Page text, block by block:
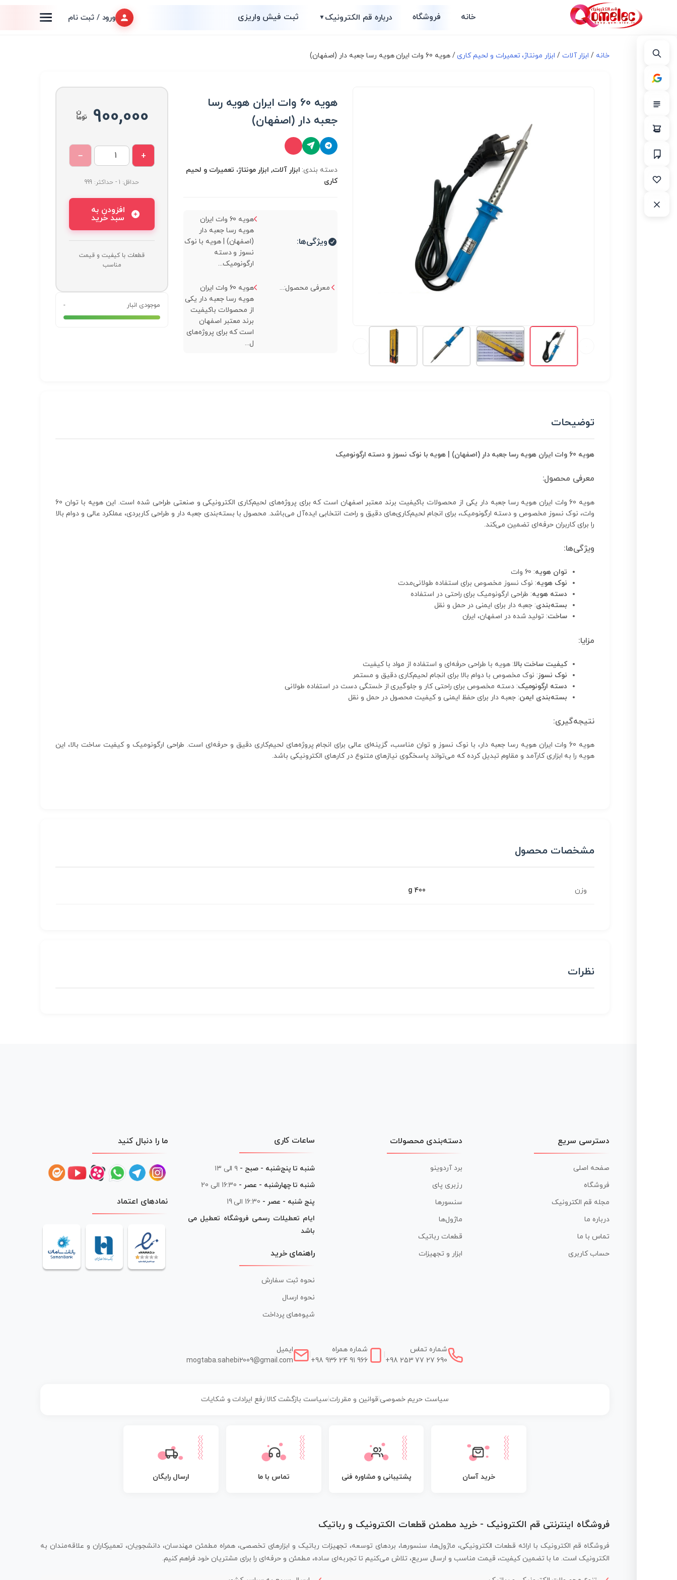
خانه فروشگاه درباره قم الکترونیک▼ ثبت فیش واریزی ورود / ثبت نام
خانه / ابزار آلات / ابزار مونتاژ، تعميرات و لحیم کاری/ هویه 60 وات ایران هویه رسا جعبه دار (اصفهان)
هویه 60 وات ایران هویه رسا
جعبه دار (اصفهان)
دسته بندی: ابزار آلات, ابزار مونتاژ، تعميرات و لحیم
کاری
ویژگی‌ها:
هویه 60 وات ایران
هویه رسا جعبه دار
(اصفهان) | هویه با نوک
نسوز و دسته
ارگونومیک...
معرفی محصول:...
هویه 60 وات ایران
هویه رسا جعبه دار یکی
از محصولات باکیفیت
برند معتبر اصفهان
است که برای پروژه‌های
ل...
900,000
+
−
حداقل: 1 - حداکثر: 999
افزودن به
سبد خرید
قطعات با کیفیت و قیمت
مناسب
موجودی انبار -
توضیحات
هویه 60 وات ایران هویه رسا جعبه دار (اصفهان) | هویه با نوک نسوز و دسته ارگونومیک
معرفی محصول:
هویه 60 وات ایران هویه رسا جعبه دار یکی از محصولات باکیفیت برند معتبر اصفهان است که برای پروژه‌های لحیم‌کاری الکترونیکی و صنعتی طراحی شده است. این هویه با توان 60
وات، نوک نسوز مخصوص و دسته ارگونومیک، برای انجام لحیم‌کاری‌های دقیق و راحت انتخابی ایده‌آل می‌باشد. محصول با بسته‌بندی جعبه دار و طراحی کاربردی، عملکرد عالی و دوام بالا
را برای کاربران حرفه‌ای تضمین می‌کند.
ویژگی‌ها:
توان هویه: 60 وات
نوک هویه: نوک نسوز مخصوص برای استفاده طولانی‌مدت
دسته هویه: طراحی ارگونومیک برای راحتی در استفاده
بسته‌بندی: جعبه دار برای ایمنی در حمل و نقل
ساخت: تولید شده در اصفهان، ایران
مزایا:
کیفیت ساخت بالا: هویه با طراحی حرفه‌ای و استفاده از مواد با کیفیت
نوک نسوز: نوک مخصوص با دوام بالا برای انجام لحیم‌کاری دقیق و مستمر
دسته ارگونومیک: دسته مخصوص برای راحتی کار و جلوگیری از خستگی دست در استفاده طولانی
بسته‌بندی ایمن: جعبه دار برای حفظ ایمنی و کیفیت محصول در حمل و نقل
نتیجه‌گیری:
هویه 60 وات ایران هویه رسا جعبه دار، با نوک نسوز و توان مناسب، گزینه‌ای عالی برای انجام پروژه‌های لحیم‌کاری دقیق و حرفه‌ای است. طراحی ارگونومیک و کیفیت ساخت بالا، این
هویه را به ابزاری کارآمد و مقاوم تبدیل کرده که می‌تواند پاسخگوی نیازهای متنوع در کارهای الکترونیکی باشد.
مشخصات محصول
وزن 400 g
نظرات
دسترسی سریع
صفحه اصلی
فروشگاه
مجله قم الکترونیک
درباره ما
تماس با ما
حساب کاربری
دسته‌بندی محصولات
برد آردوینو
رزبری پای
سنسورها
ماژول‌ها
قطعات رباتیک
ابزار و تجهیزات
ساعات کاری
شنبه تا پنج‌شنبه - صبح - ۹ الی ۱۳
شنبه تا چهارشنبه - عصر - 16:30 الی 20
پنج شنبه - عصر - 16:30 الی 19
ایام تعطیلات رسمی فروشگاه تعطیل می
باشد
راهنمای خرید
نحوه ثبت سفارش
نحوه ارسال
شیوه‌های پرداخت
ما را دنبال کنید
نمادهای اعتماد
شماره تماس
+98 253 77 27 690
شماره همراه
+98 936 24 91 966
ایمیل
mogtaba.sahebi2009@gmail.com
سیاست حریم خصوصی| قوانین و مقررات سیاست بازگشت کالا رفع ایرادات و شکایات
خرید آسان پشتیبانی و مشاوره فنی تماس با ما ارسال رایگان
فروشگاه اینترنتی قم الکترونیک - خرید مطمئن قطعات الکترونیک و رباتیک
فروشگاه قم الکترونیک با ارائه قطعات الکترونیکی، ماژول‌ها، سنسورها، بردهای توسعه، تجهیزات رباتیک و ابزارهای تخصصی، همراه مطمئن مهندسان، دانشجویان، تعمیرکاران و علاقه‌مندان به
الکترونیک است. ما با تضمین کیفیت، قیمت مناسب و ارسال سریع، تلاش می‌کنیم تا تجربه‌ای ساده، مطمئن و حرفه‌ای را برای مشتریان خود فراهم کنیم.